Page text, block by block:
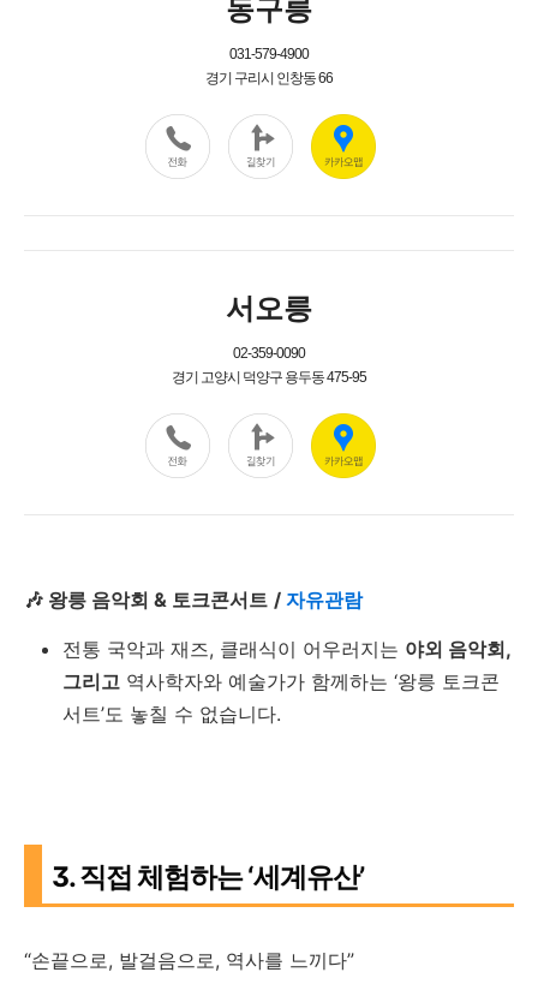
🎶 왕릉 음악회 & 토크콘서트 / 자유관람
전통 국악과 재즈, 클래식이 어우러지는 야외 음악회,
그리고 역사학자와 예술가가 함께하는 ‘왕릉 토크콘
서트’도 놓칠 수 없습니다.
3. 직접 체험하는 ‘세계유산’
“손끝으로, 발걸음으로, 역사를 느끼다”